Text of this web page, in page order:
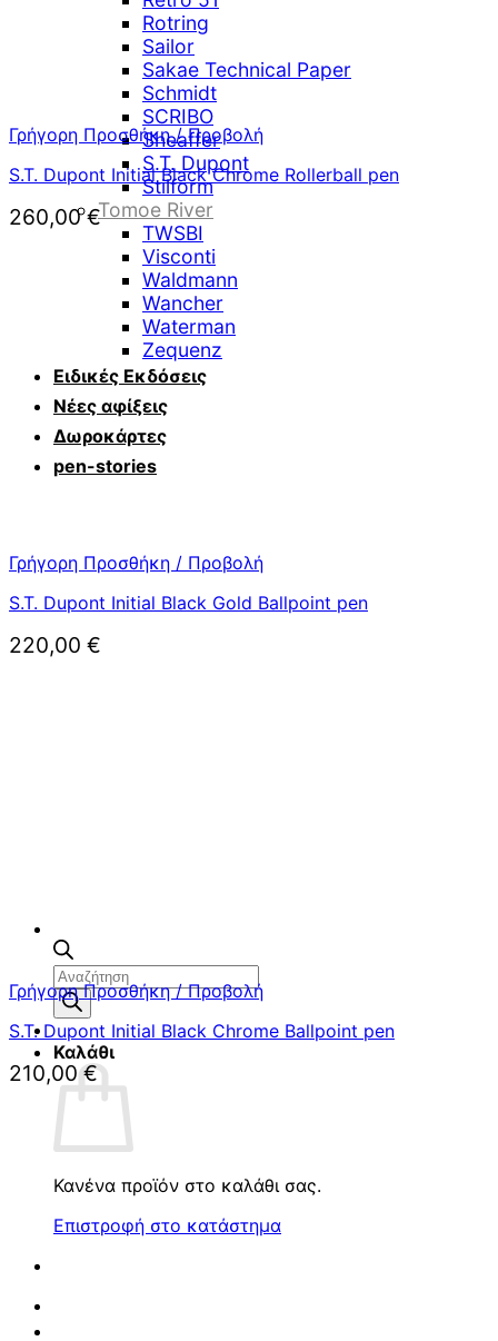
Rotring
Sailor
Sakae Technical Paper
Schmidt
SCRIBO
Sheaffer
S.T. Dupont
Stilform
Tomoe River
TWSBI
Visconti
Waldmann
Wancher
Waterman
Zequenz
Ειδικές Εκδόσεις
Νέες αφίξεις
Δωροκάρτες
pen-stories
Αναζήτηση
προϊόντων
Καλάθι
Κανένα προϊόν στο καλάθι σας.
Επιστροφή στο κατάστημα
Γρήγορη Προσθήκη / Προβολή
S.T. Dupont Initial Black Chrome Rollerball pen
260,00€
Γρήγορη Προσθήκη / Προβολή
S.T. Dupont Initial Black Gold Ballpoint pen
220,00 €
Γρήγορη Προσθήκη / Προβολή
S.T. Dupont Initial Black Chrome Ballpoint pen
210,00€